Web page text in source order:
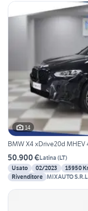
14
BMW X4 xDrive20d MHEV
50.900 €Latina (LT)
Usato
02/2023 15950
Rivenditore MIXAUTO